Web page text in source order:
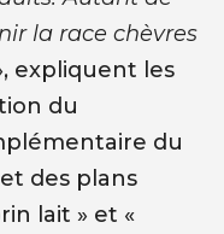
la race chèvres
expliquent les
du
du
des plans
lait » et «